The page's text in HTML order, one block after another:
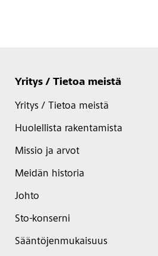
Yritys / Tietoa meistä
Yritys / Tietoa meistä
Huolellista rakentamista
Missio ja arvot
Meidän historia
Johto
Sto-konserni
Sääntöjenmukaisuus